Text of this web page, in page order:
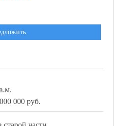
000 руб.